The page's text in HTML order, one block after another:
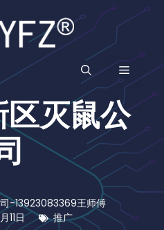
菜
单
灭鼠公
-13923083369王师傅
11日
推广